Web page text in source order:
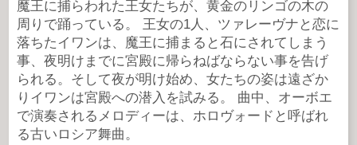
魔王に捕らわれた王女たちが、黄金のリンゴの木の
周りで踊っている。 王女の1人、ツァレーヴナと恋に
落ちたイワンは、魔王に捕まると石にされてしまう
事、夜明けまでに宮殿に帰らねばならない事を告げ
られる。そして夜が明け始め、女たちの姿は遠ざか
りイワンは宮殿への潜入を試みる。 曲中、オーボエ
で演奏されるメロディーは、ホロヴォードと呼ばれ
る古いロシア舞曲。